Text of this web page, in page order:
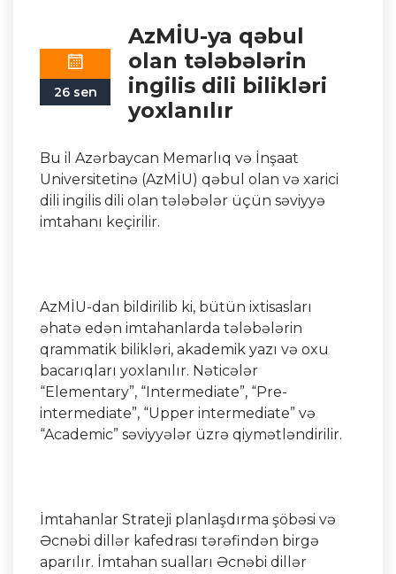
26 sen
AzMİU-ya qəbul
olan tələbələrin
ingilis dili bilikləri
yoxlanılır
Bu il Azərbaycan Memarlıq və İnşaat
Universitetinə (AzMİU) qəbul olan və xarici
dili ingilis dili olan tələbələr üçün səviyyə
imtahanı keçirilir.
AzMİU-dan bildirilib ki, bütün ixtisasları
əhatə edən imtahanlarda tələbələrin
qrammatik bilikləri, akademik yazı və oxu
bacarıqları yoxlanılır. Nəticələr
“Elementary”, “Intermediate”, “Pre-
intermediate”, “Upper intermediate” və
“Academic” səviyyələr üzrə qiymətləndirilir.
İmtahanlar Strateji planlaşdırma şöbəsi və
Əcnəbi dillər kafedrası tərəfindən birgə
aparılır. İmtahan sualları Əcnəbi dillər